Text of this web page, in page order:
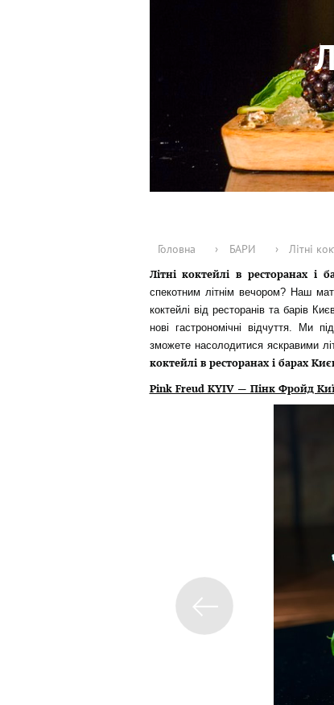
Головна › БАРИ ›
Літні
Літні коктейлі в ресторанах і
спекотним літнім вечором? Наш
коктейлі від ресторанів та барів
нові гастрономічні відчуття. Ми
зможете насолодитися яскравими
коктейлі в ресторанах і барах
Pink Freud KYIV — Пінк Фройд